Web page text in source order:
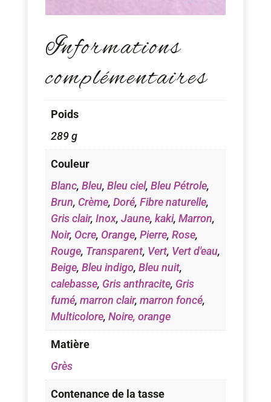
Informations
complémentaires
Poids
289 g
Couleur
Blanc, Bleu, Bleu ciel, Bleu Pétrole,
Brun, Crème, Doré, Fibre naturelle,
Gris clair, Inox, Jaune, kaki, Marron,
Noir, Ocre, Orange, Pierre, Rose,
Rouge, Transparent, Vert, Vert d'eau,
Beige, Bleu indigo, Bleu nuit,
calebasse, Gris anthracite, Gris
fumé, marron clair, marron foncé,
Multicolore, Noire, orange
Matière
Grès
Contenance de la tasse